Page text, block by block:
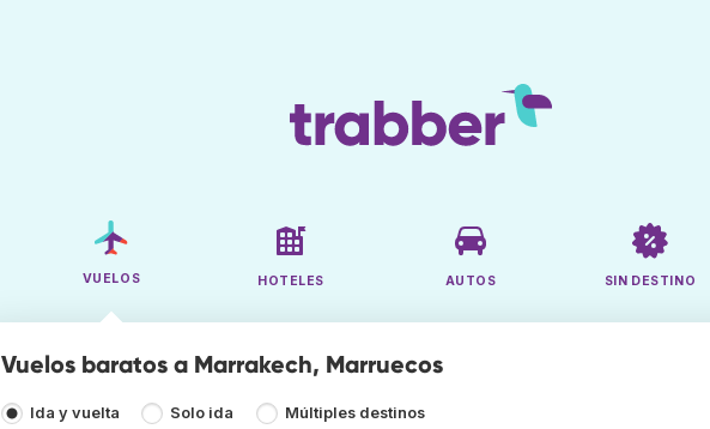
VUELOS HOTELES AUTOS SIN DESTINO
Vuelos baratos a Marrakech, Marruecos
Ida y vuelta Solo ida Múltiples destinos